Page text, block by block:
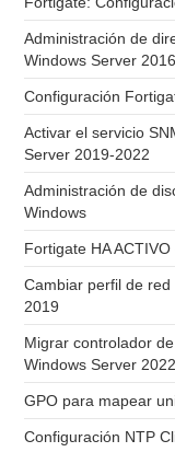
Administración de
Windows Server 2016
Configuración
Activar el servicio
Server 2019-2022
Administración de
Windows
Fortigate HA ACTIVO
Cambiar perfil de
2019
Migrar controlador
Windows Server 2022
GPO para mapear
Configuración NTP